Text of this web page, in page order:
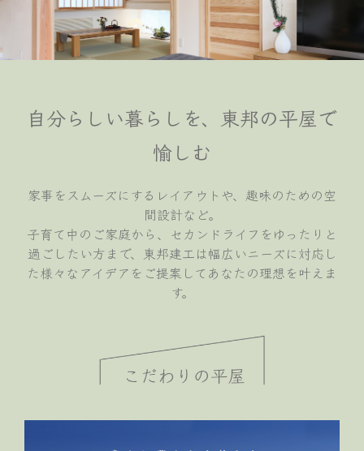
自分らしい暮らしを、東邦の平屋で
愉しむ
家事をスムーズにするレイアウトや、趣味のための空
間設計など。
子育て中のご家庭から、セカンドライフをゆったりと
過ごしたい方まで、東邦建工は幅広いニーズに対応し
た様々なアイデアをご提案してあなたの理想を叶えま
す。